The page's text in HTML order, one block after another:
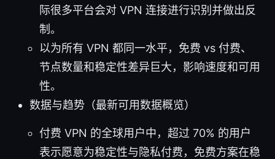
际很多平台会对 VPN 连接进行识别并做出反
制。
以为所有 VPN 都同一水平，免费 vs 付费、
节点数量和稳定性差异巨大，影响速度和可用
性。
数据与趋势（最新可用数据概览）
付费 VPN 的全球用户中，超过 70% 的用户
表示愿意为稳定性与隐私付费，免费方案在稳